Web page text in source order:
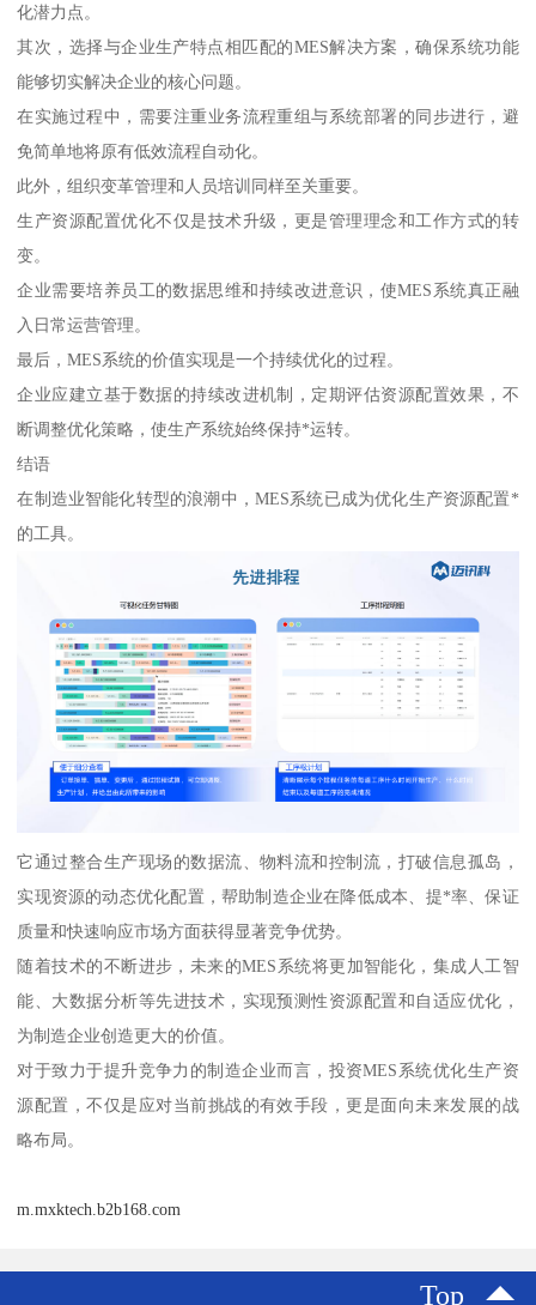
化潜力点。
其次，选择与企业生产特点相匹配的MES解决方案，确保系统功能
能够切实解决企业的核心问题。
在实施过程中，需要注重业务流程重组与系统部署的同步进行，避
免简单地将原有低效流程自动化。
此外，组织变革管理和人员培训同样至关重要。
生产资源配置优化不仅是技术升级，更是管理理念和工作方式的转
变。
企业需要培养员工的数据思维和持续改进意识，使MES系统真正融
入日常运营管理。
最后，MES系统的价值实现是一个持续优化的过程。
企业应建立基于数据的持续改进机制，定期评估资源配置效果，不
断调整优化策略，使生产系统始终保持*运转。
结语
在制造业智能化转型的浪潮中，MES系统已成为优化生产资源配置*
的工具。
它通过整合生产现场的数据流、物料流和控制流，打破信息孤岛，
实现资源的动态优化配置，帮助制造企业在降低成本、提*率、保证
质量和快速响应市场方面获得显著竞争优势。
随着技术的不断进步，未来的MES系统将更加智能化，集成人工智
能、大数据分析等先进技术，实现预测性资源配置和自适应优化，
为制造企业创造更大的价值。
对于致力于提升竞争力的制造企业而言，投资MES系统优化生产资
源配置，不仅是应对当前挑战的有效手段，更是面向未来发展的战
略布局。
m.mxktech.b2b168.com
Top